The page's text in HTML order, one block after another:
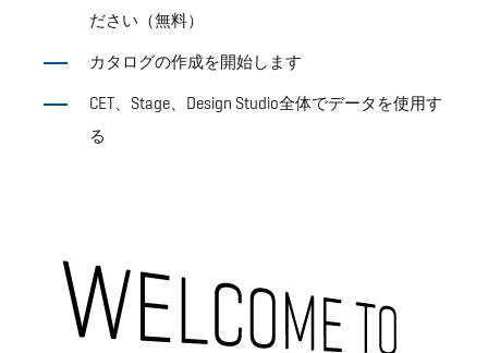
ださい（無料）
カタログの作成を開始します
CET、Stage、Design Studio全体でデータを使用す
る